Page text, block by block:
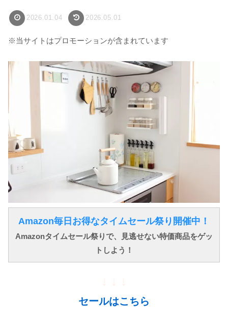
2026.01.04 2026.05.01
※当サイトはプロモーションが含まれています
Amazon毎日お得なタイムセール祭り開催中！
Amazonタイムセール祭りで、見逃せない特価商品をゲッ
トしよう！
セールはこちら